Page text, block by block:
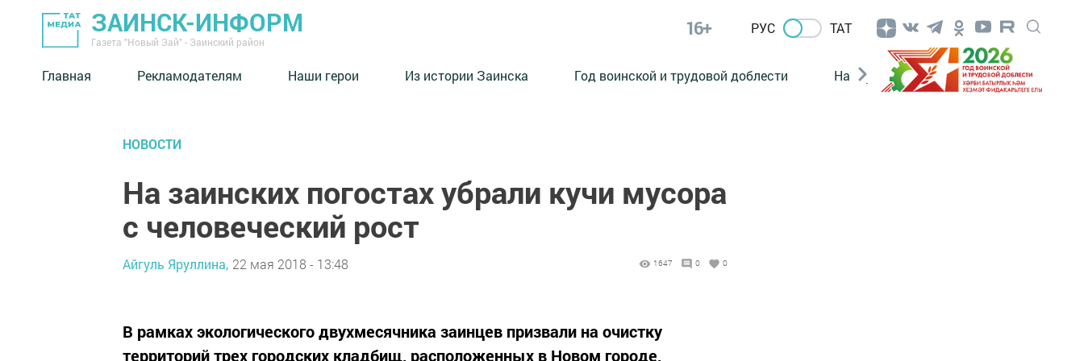
ЗАИНСК-ИНФОРМ
Газета "Новый Зай" - Заинский район
16+ РУС ТАТ
Главная Рекламодателям Наши герои Из истории Заинска Год воинской и трудовой доблести Нацпроекты Поколение будущего
НОВОСТИ
На заинских погостах убрали кучи мусора
с человеческий рост
Айгуль Яруллина, 22 мая 2018 - 13:48 1647 0 0
В рамках экологического двухмесячника заинцев призвали на очистку
территорий трех городских кладбищ, расположенных в Новом городе,